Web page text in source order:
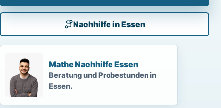
Nachhilfe in Essen
Mathe Nachhilfe Essen
Beratung und Probestunden in
Essen.